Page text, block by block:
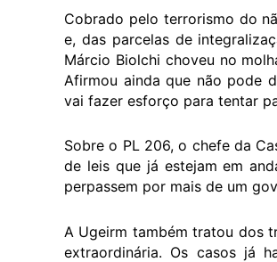
Cobrado pelo terrorismo do
e, das parcelas de
Márcio Biolchi choveu no
Afirmou ainda que não pode
vai fazer esforço para tentar
Sobre o PL 206, o chefe da
de leis que já estejam em
perpassem por mais de um
A Ugeirm também tratou dos
extraordinária. Os casos já